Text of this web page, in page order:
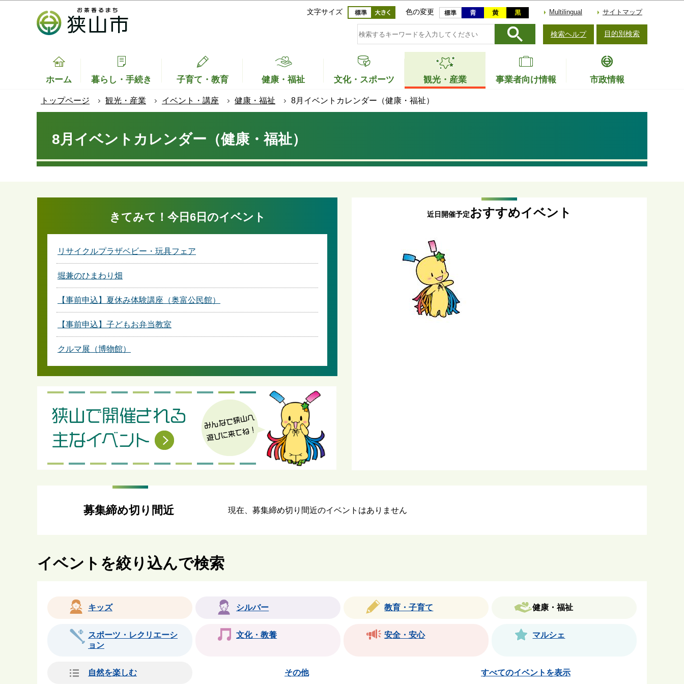
このページの本文へ移動
文字サイズ 色の変更 Multilingual サイトマップ
検索ヘルプ 目的別検索
ホーム 暮らし・手続き 子育て・教育 健康・福祉 文化・スポーツ 観光・産業 事業者向け情報 市政情報
トップページ 観光・産業 イベント・講座 健康・福祉 8月イベントカレンダー（健康・福祉）
8月イベントカレンダー（健康・福祉）
きてみて！今日 6日のイベント
リサイクルプラザベビー・玩具フェア
堀兼のひまわり畑
【事前申込】夏休み体験講座（奥富公民館）
【事前申込】子どもお弁当教室
クルマ展（博物館）
近日開催予定おすすめイベント
募集締め切り間近 現在、募集締め切り間近のイベントはありません
イベントを絞り込んで検索
キッズ シルバー 教育・子育て 健康・福祉
スポーツ・レクリエーシ
ョン
文化・教養 安全・安心 マルシェ
自然を楽しむ その他 すべてのイベントを表示